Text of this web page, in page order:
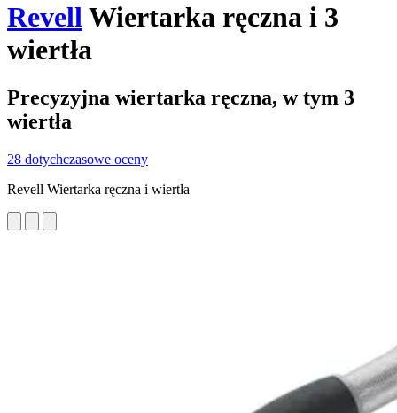
RevellWiertarka ręczna i 3
wiertła
Precyzyjna wiertarka ręczna, w tym 3
wiertła
28 dotychczasowe oceny
Revell Wiertarka ręczna i wiertła